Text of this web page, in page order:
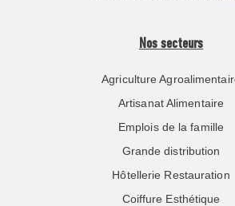
Nos secteurs
Agriculture
Artisanat Alimentaire
Emplois de la famille
Grande distribution
Hôtellerie Restauration
Coiffure Esthétique